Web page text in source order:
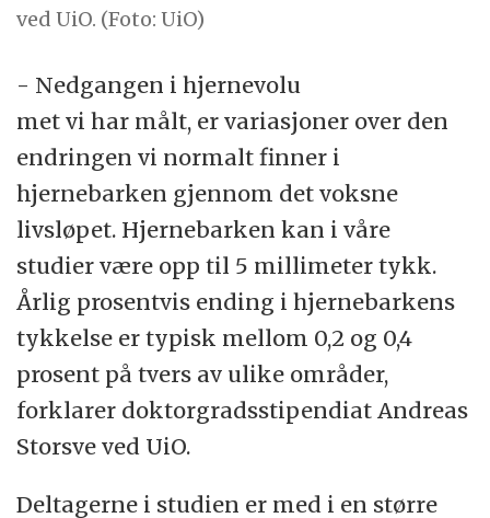
ved UiO. (Foto: UiO)
- Nedgangen i hjernevolu
met vi har målt, er variasjoner over den
endringen vi normalt finner i
hjernebarken gjennom det voksne
livsløpet. Hjernebarken kan i våre
studier være opp til 5 millimeter tykk.
Årlig prosentvis ending i hjernebarkens
tykkelse er typisk mellom 0,2 og 0,4
prosent på tvers av ulike områder,
forklarer doktorgradsstipendiat Andreas
Storsve ved UiO.
Deltagerne i studien er med i en større